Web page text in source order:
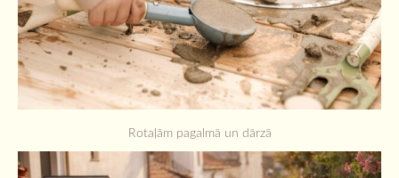
Rotaļām pagalmā un dārzā